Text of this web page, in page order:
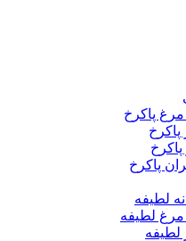
پاکرخ
پاکرخ
لطیفه
لطیفه
لطیفه